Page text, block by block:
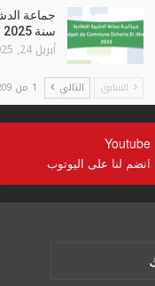
جماعة
سنة 2025
أبريل 24, 2025
السابق التالي 1 من 209
Youtube
انضم لنا على اليوتوب